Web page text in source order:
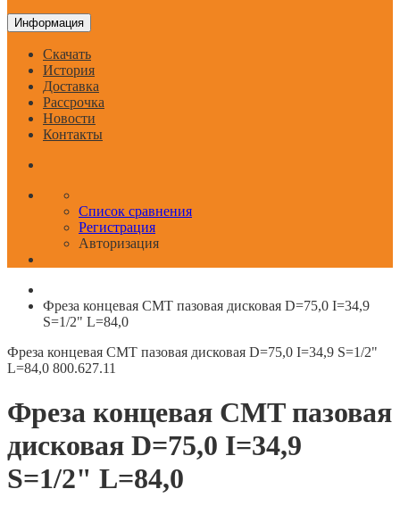
Информация
Скачать
История
Доставка
Рассрочка
Новости
Контакты
Список сравнения
Регистрация
Авторизация
Фреза концевая CMT пазовая дисковая D=75,0 I=34,9
S=1/2" L=84,0
Фреза концевая CMT пазовая дисковая D=75,0 I=34,9 S=1/2"
L=84,0 800.627.11
Фреза концевая CMT пазовая
дисковая D=75,0 I=34,9
S=1/2" L=84,0